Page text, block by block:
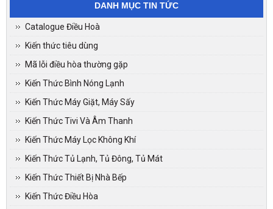
DANH MỤC TIN TỨC
Catalogue Điều Hoà
Kiến thức tiêu dùng
Mã lỗi điều hòa thường gặp
Kiến Thức Bình Nóng Lạnh
Kiến Thức Máy Giặt, Máy Sấy
Kiến Thức Tivi Và Âm Thanh
Kiến Thức Máy Lọc Không Khí
Kiến Thức Tủ Lạnh, Tủ Đông, Tủ Mát
Kiến Thức Thiết Bị Nhà Bếp
Kiến Thức Điều Hòa